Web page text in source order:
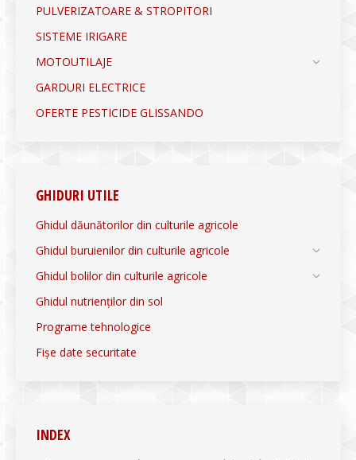
PULVERIZATOARE & STROPITORI
SISTEME IRIGARE
MOTOUTILAJE
GARDURI ELECTRICE
OFERTE PESTICIDE GLISSANDO
GHIDURI UTILE
Ghidul dăunătorilor din culturile agricole
Ghidul buruienilor din culturile agricole
Ghidul bolilor din culturile agricole
Ghidul nutrienților din sol
Programe tehnologice
Fișe date securitate
INDEX